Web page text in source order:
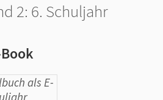
2: 6. Schuljahr